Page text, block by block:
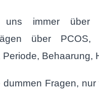
uns immer über
über PCOS,
Behaarung,
dummen Fragen,